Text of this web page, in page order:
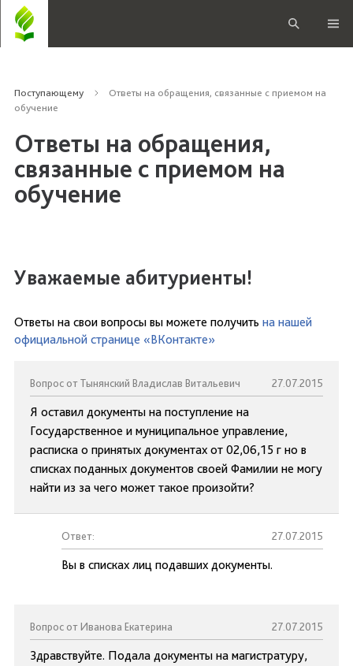
Поступающему
Ответы на обращения, связанные с приемом на
обучение
Ответы на обращения,
связанные с приемом на
обучение
Уважаемые абитуриенты!
Ответы на свои вопросы вы можете получить на нашей
официальной странице «ВКонтакте»
Вопрос от Тынянский Владислав Витальевич 27.07.2015
Я оставил документы на поступление на
Государственное и муниципальное управление,
расписка о принятых документах от 02,06,15 г но в
списках поданных документов своей Фамилии не могу
найти из за чего может такое произойти?
Ответ: 27.07.2015
Вы в списках лиц подавших документы.
Вопрос от Иванова Екатерина 27.07.2015
Здравствуйте. Подала документы на магистратуру,